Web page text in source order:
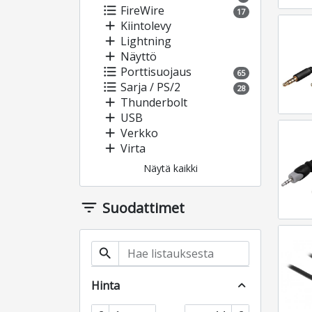
format_list_bulleted FireWire 17
add Kiintolevy
add Lightning
add Näyttö
format_list_bulleted Porttisuojaus 65
format_list_bulleted Sarja / PS/2 28
add Thunderbolt
add USB
add Verkko
add Virta
Näytä kaikki
filter_list Suodattimet
search
Hinta expand_less